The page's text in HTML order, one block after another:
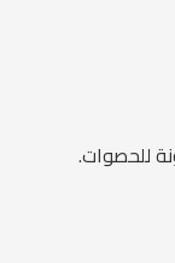
للحصوات.